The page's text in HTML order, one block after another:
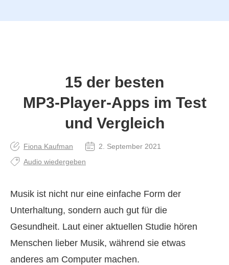
15 der besten
MP3‑Player‑Apps im Test
und Vergleich
Fiona Kaufman
2. September 2021
Audio wiedergeben
Musik ist nicht nur eine einfache Form der
Unterhaltung, sondern auch gut für die
Gesundheit. Laut einer aktuellen Studie hören
Menschen lieber Musik, während sie etwas
anderes am Computer machen.